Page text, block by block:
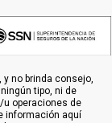
no brinda consejo,
tipo, ni de
operaciones de
información aquí